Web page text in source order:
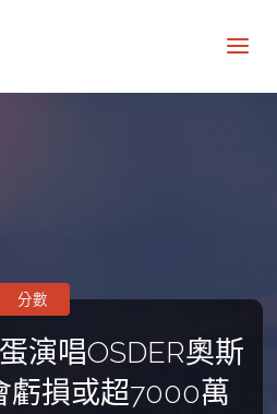
演唱OSDER奧斯
虧損或超7000萬
分數